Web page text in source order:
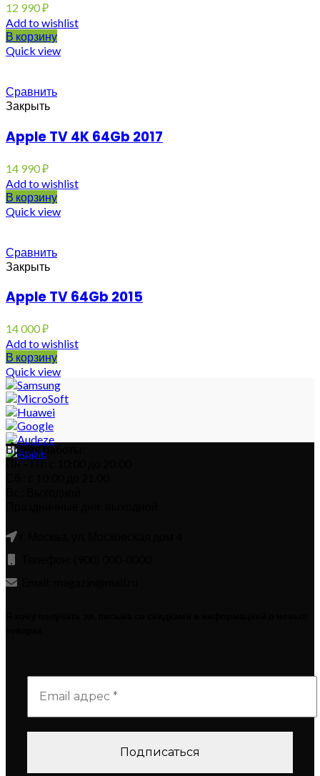
12 990₽
Add to wishlist
В корзину
Quick view
Сравнить
Закрыть
Apple TV 4K 64Gb 2017
14 990₽
Add to wishlist
В корзину
Quick view
Сравнить
Закрыть
Apple TV 64Gb 2015
14 000₽
Add to wishlist
В корзину
Quick view
Время работы:
Пн – Пт: с 10:00 до 20:00